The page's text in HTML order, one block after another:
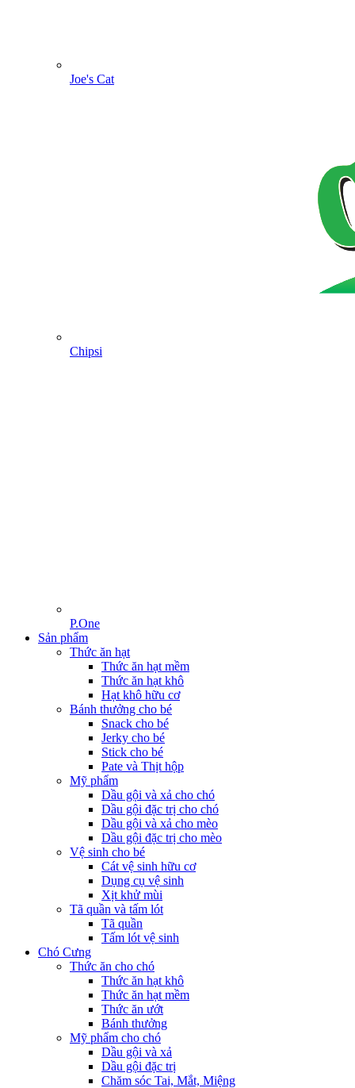
Joe's Cat
Chipsi
P.One
Sản phẩm
Thức ăn hạt
Thức ăn hạt mềm
Thức ăn hạt khô
Hạt khô hữu cơ
Bánh thưởng cho bé
Snack cho bé
Jerky cho bé
Stick cho bé
Pate và Thịt hộp
Mỹ phẩm
Dầu gội và xả cho chó
Dầu gội đặc trị cho chó
Dầu gội và xả cho mèo
Dầu gội đặc trị cho mèo
Vệ sinh cho bé
Cát vệ sinh hữu cơ
Dụng cụ vệ sinh
Xịt khử mùi
Tã quần và tấm lót
Tã quần
Tấm lót vệ sinh
Chó Cưng
Thức ăn cho chó
Thức ăn hạt khô
Thức ăn hạt mềm
Thức ăn ướt
Bánh thưởng
Mỹ phẩm cho chó
Dầu gội và xả
Dầu gội đặc trị
Chăm sóc Tai, Mắt, Miệng